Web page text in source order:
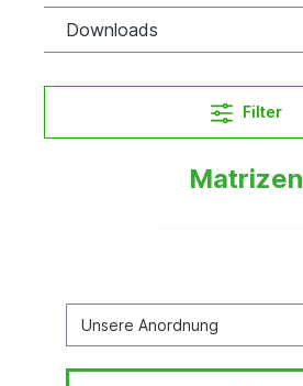
Downloads
Filter
Matrizen